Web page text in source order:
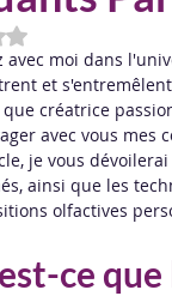
NaN étoiles sur 5.
avec moi dans
et
créatrice
avec vous mes
je vous
ainsi que les
olfactives
ce que